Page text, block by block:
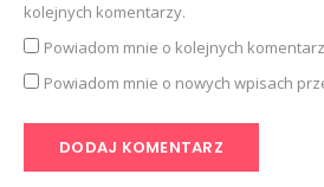
kolejnych komentarzy.
Powiadom mnie o kolejnych
Powiadom mnie o nowych wpisach